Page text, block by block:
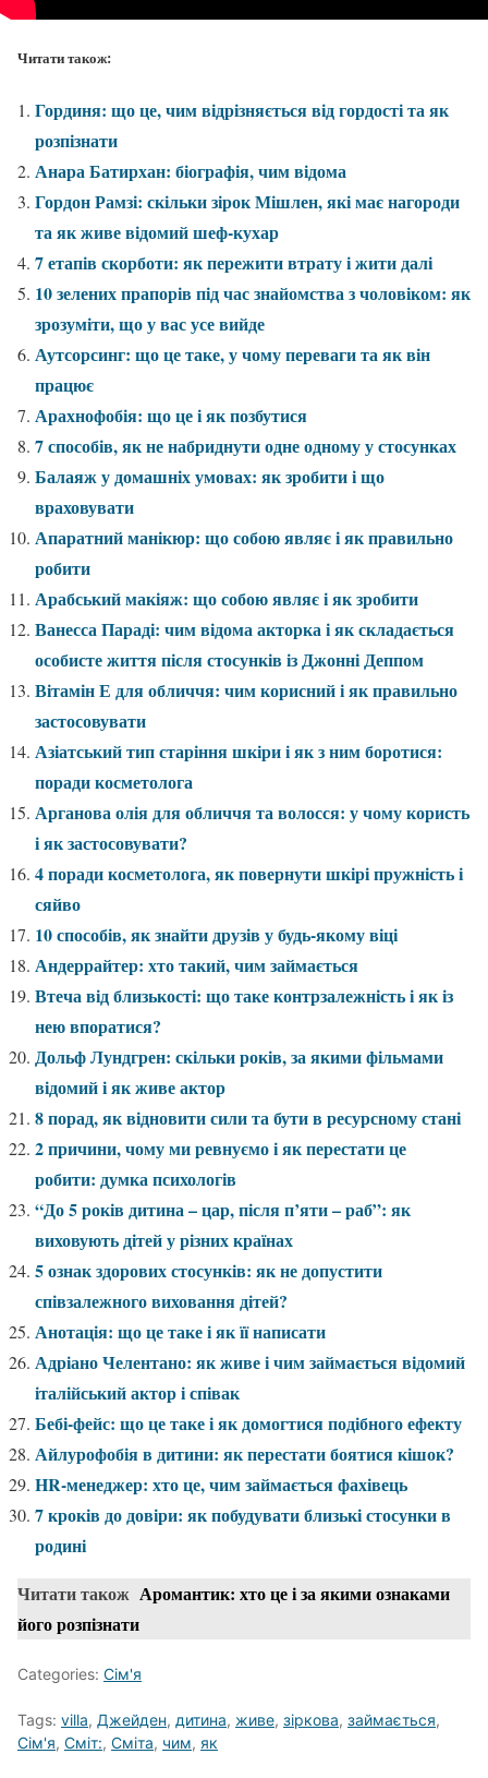
Читати також:
Гординя: що це, чим відрізняється від гордості та як
розпізнати
Анара Батирхан: біографія, чим відома
Гордон Рамзі: скільки зірок Мішлен, які має нагороди
та як живе відомий шеф-кухар
7 етапів скорботи: як пережити втрату і жити далі
10 зелених прапорів під час знайомства з чоловіком: як
зрозуміти, що у вас усе вийде
Аутсорсинг: що це таке, у чому переваги та як він
працює
Арахнофобія: що це і як позбутися
7 способів, як не набриднути одне одному у стосунках
Балаяж у домашніх умовах: як зробити і що
враховувати
Апаратний манікюр: що собою являє і як правильно
робити
Арабський макіяж: що собою являє і як зробити
Ванесса Параді: чим відома акторка і як складається
особисте життя після стосунків із Джонні Деппом
Вітамін Е для обличчя: чим корисний і як правильно
застосовувати
Азіатський тип старіння шкіри і як з ним боротися:
поради косметолога
Арганова олія для обличчя та волосся: у чому користь
і як застосовувати?
4 поради косметолога, як повернути шкірі пружність і
сяйво
10 способів, як знайти друзів у будь-якому віці
Андеррайтер: хто такий, чим займається
Втеча від близькості: що таке контрзалежність і як із
нею впоратися?
Дольф Лундгрен: скільки років, за якими фільмами
відомий і як живе актор
8 порад, як відновити сили та бути в ресурсному стані
2 причини, чому ми ревнуємо і як перестати це
робити: думка психологів
“До 5 років дитина – цар, після п’яти – раб”: як
виховують дітей у різних країнах
5 ознак здорових стосунків: як не допустити
співзалежного виховання дітей?
Анотація: що це таке і як її написати
Адріано Челентано: як живе і чим займається відомий
італійський актор і співак
Бебі-фейс: що це таке і як домогтися подібного ефекту
Айлурофобія в дитини: як перестати боятися кішок?
HR-менеджер: хто це, чим займається фахівець
7 кроків до довіри: як побудувати близькі стосунки в
родині
Читати також Аромантик: хто це і за якими ознаками
його розпізнати
Categories: Сім'я
Tags: villa, Джейден, дитина, живе, зіркова, займається,
Сім'я, Сміт:, Сміта, чим, як